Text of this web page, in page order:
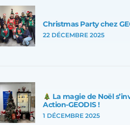
Christmas Party chez
22 DÉCEMBRE 2025
La magie de Noël
Action-GEODIS !
1 DÉCEMBRE 2025